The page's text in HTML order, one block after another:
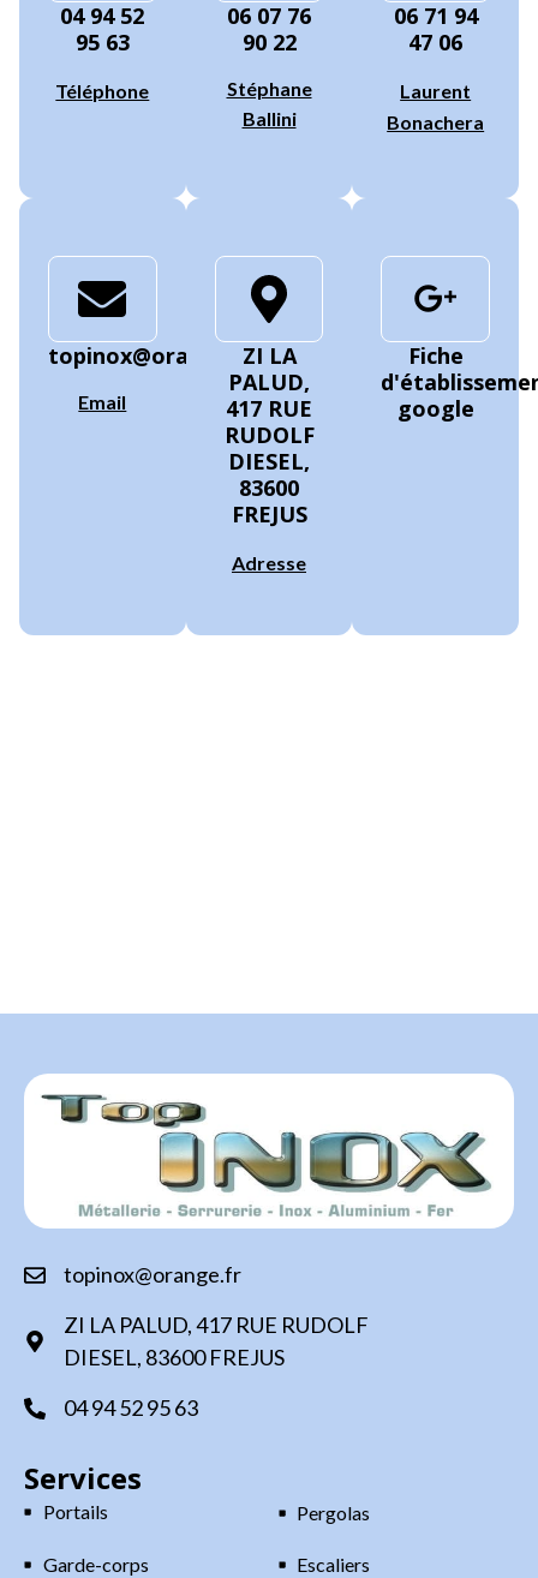
04 94 52
95 63
Téléphone
06 07 76
90 22
Stéphane
Ballini
06 71 94
47 06
Laurent
Bonachera
topinox@orange.fr
Email
ZI LA
PALUD,
417 RUE
RUDOLF
DIESEL,
83600
FREJUS
Adresse
Fiche
google
topinox@orange.fr
ZI LA PALUD, 417 RUE RUDOLF
DIESEL, 83600 FREJUS
04 94 52 95 63
Services
Portails Pergolas
Garde-corps Escaliers